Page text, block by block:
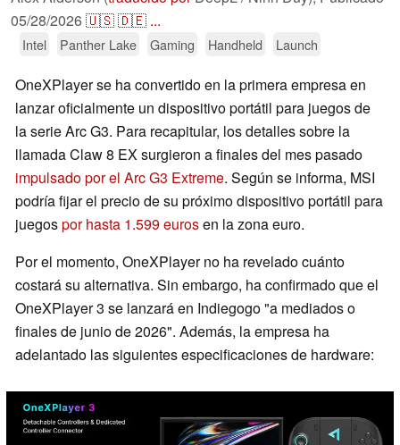
05/28/2026🇺🇸🇩🇪 ...
Intel Panther Lake Gaming Handheld Launch
OneXPlayer se ha convertido en la primera empresa en
lanzar oficialmente un dispositivo portátil para juegos de
la serie Arc G3. Para recapitular, los detalles sobre la
llamada Claw 8 EX surgieron a finales del mes pasado
impulsado por el Arc G3 Extreme. Según se informa, MSI
podría fijar el precio de su próximo dispositivo portátil para
juegospor hasta 1.599 eurosen la zona euro.
Por el momento, OneXPlayer no ha revelado cuánto
costará su alternativa. Sin embargo, ha confirmado que el
OneXPlayer 3 se lanzará en Indiegogo "a mediados o
finales de junio de 2026". Además, la empresa ha
adelantado las siguientes especificaciones de hardware: